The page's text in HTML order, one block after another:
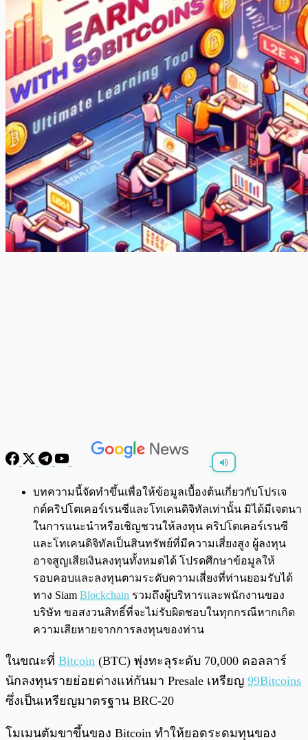
พร้อมเล่น 0:00/0:00
บทความนี้จัดทำขึ้นเพื่อให้ข้อมูลเบื้องต้นเกี่ยวกับโปรเจ
กต์คริปโตเคอร์เรนซีและโทเคนดิจิทัลเท่านั้น มิได้มีเจตนา
ในการแนะนำหรือเชิญชวนให้ลงทุน คริปโตเคอร์เรนซี
และโทเคนดิจิทัลเป็นสินทรัพย์ที่มีความเสี่ยงสูง ผู้ลงทุน
อาจสูญเสียเงินลงทุนทั้งหมดได้ โปรดศึกษาข้อมูลให้
รอบคอบและลงทุนตามระดับความเสี่ยงที่ท่านยอมรับได้
ทาง Siam Blockchain รวมถึงผู้บริหารและพนักงานของ
บริษัท ขอสงวนสิทธิ์ที่จะไม่รับผิดชอบในทุกกรณีหากเกิด
ความเสียหายจากการลงทุนของท่าน
ในขณะที่ Bitcoin (BTC) พุ่งทะลุระดับ 70,000 ดอลลาร์
นักลงทุนรายย่อยต่างแห่กันมา Presale เหรียญ 99Bitcoins
ซึ่งเป็นเหรียญมาตรฐาน BRC-20
โมเมนตัมขาขึ้นของ Bitcoin ทำให้ยอดระดมทุนของ